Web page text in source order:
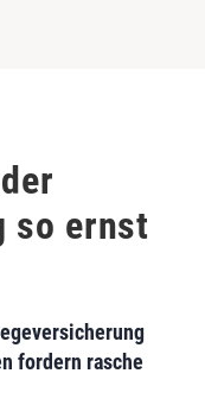
so ernst
fordern rasche